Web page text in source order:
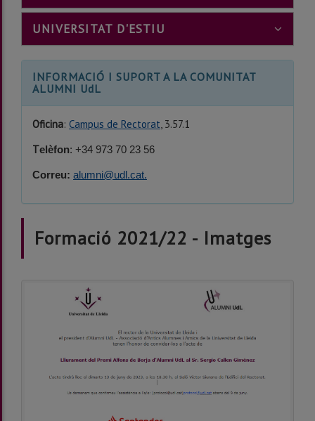
UNIVERSITAT D'ESTIU
INFORMACIÓ I SUPORT A LA COMUNITAT
ALUMNI UdL
Oficina: Campus de Rectorat, 3.57.1
Telèfon: +34 973 70 23 56
Correu: alumni@udl.cat.
Formació 2021/22 - Imatges